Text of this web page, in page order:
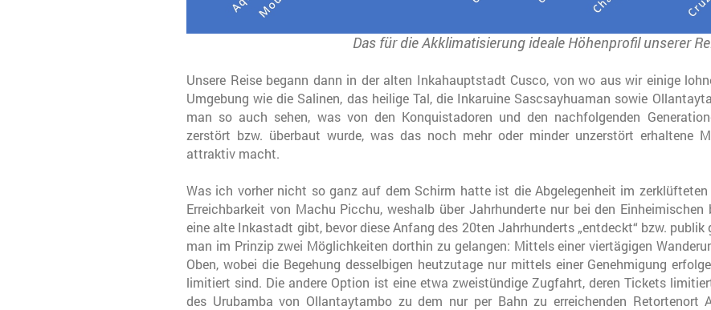
Das für die Akklimatisierung ideale Höhenprofil unserer
Unsere Reise begann dann in der alten Inkahauptstadt Cusco, von wo aus wir einige
Umgebung wie die Salinen, das heilige Tal, die Inkaruine Sascsayhuaman sowie
man so auch sehen, was von den Konquistadoren und den nachfolgenden
zerstört bzw. überbaut wurde, was das noch mehr oder minder unzerstört erhaltene
attraktiv macht.
Was ich vorher nicht so ganz auf dem Schirm hatte ist die Abgelegenheit im
Erreichbarkeit von Machu Picchu, weshalb über Jahrhunderte nur bei den
eine alte Inkastadt gibt, bevor diese Anfang des 20ten Jahrhunderts „entdeckt“ bzw.
man im Prinzip zwei Möglichkeiten dorthin zu gelangen: Mittels einer viertägigen
Oben, wobei die Begehung desselbigen heutzutage nur mittels einer Genehmigung
limitiert sind. Die andere Option ist eine etwa zweistündige Zugfahrt, deren Tickets
des Urubamba von Ollantaytambo zu dem nur per Bahn zu erreichenden Retortenort